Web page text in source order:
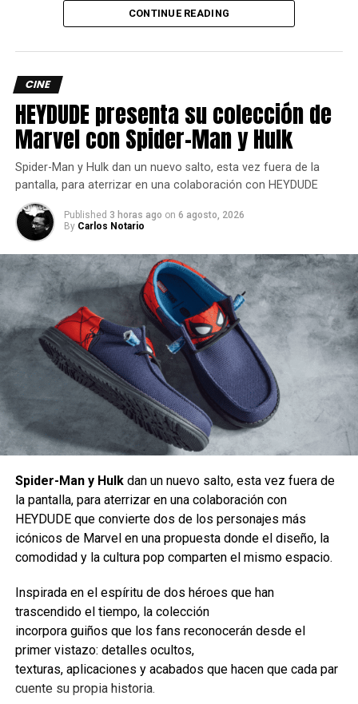
Durante la partida, solo aparecerán orbes que
y furia instintiva: cuando luche a tu lado, las habilidades
transferibles podrán usarse sin recuperación, lo que
convierte el combate en un asalto ininterrumpido.
Siguenos en todas nuestrasredes sociales para estar
enterado de lo más atractivo del mundo geek, además
suscríbete a nuestro canal deYoutube y podcast
comments
JUEGO MOVIL
STARCRAFT
UP NEXT
Batman Beyond estará en nuevo juego de
LEGO Batman
DON'T MISS
Carlos Notario
Llegó la hora de explorar la Cuenca Coralina, un vecindario
En esta área sumergida, quienes jueguen podrán construir
estructuras que flotan a distintos niveles gracias a los
bloques flotantes, así como activar máquinas de burbujas
o farolas con la ayuda de Pokémon que tengan la
especialidad Electrificar.
CONTINUE READING
CINE
HEYDUDE presenta su colección de
Marvel con Spider-Man y Hulk
Spider-Man y Hulk dan un nuevo salto, esta vez fuera de la
pantalla, para aterrizar en una colaboración con HEYDUDE
Published 3 horas ago on 6 agosto, 2026
By Carlos Notario
Spider-Man y Hulkdan un nuevo salto, esta vez fuera de
la pantalla, para aterrizar en una colaboración con
HEYDUDE que convierte dos de los personajes más
icónicos de Marvel en una propuesta donde el diseño, la
comodidad y la cultura pop comparten el mismo espacio.
Inspirada en el espíritu de dos héroes que han
trascendido el tiempo, la colección
incorpora guiños que los fans reconocerán desde el
primer vistazo: detalles ocultos,
texturas, aplicaciones y acabados que hacen que cada par
cuente su propia historia.